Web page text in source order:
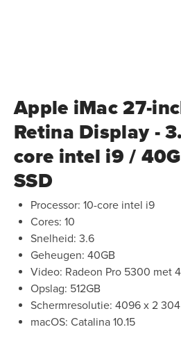
Apple iMac 27-
Retina Display -
core intel i9 /
SSD
Processor: 10-core intel i9
Cores: 10
Snelheid: 3.6
Geheugen: 40GB
Video: Radeon Pro 5300 met
Opslag: 512GB
Schermresolutie: 4096 x 2 304
macOS: Catalina 10.15